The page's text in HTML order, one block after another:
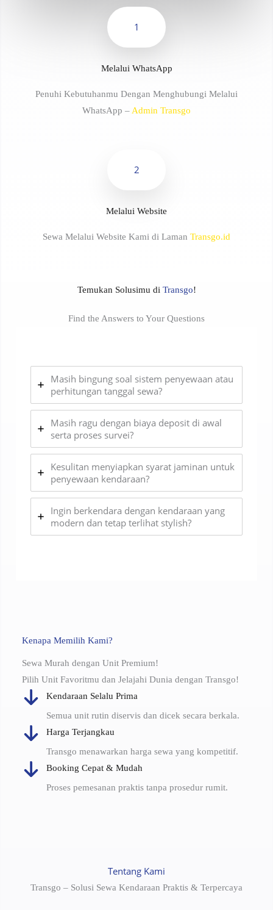
1
Melalui WhatsApp
Penuhi Kebutuhanmu Dengan Menghubungi Melalui
WhatsApp – Admin Transgo
2
Melalui Website
Sewa Melalui Website Kami di Laman Transgo.id
Temukan Solusimu di Transgo!
Find the Answers to Your Questions
Masih bingung soal sistem penyewaan atau
perhitungan tanggal sewa?
Masih ragu dengan biaya deposit di awal
serta proses survei?
Kesulitan menyiapkan syarat jaminan untuk
penyewaan kendaraan?
Ingin berkendara dengan kendaraan yang
modern dan tetap terlihat stylish?
Kenapa Memilih Kami?
Sewa Murah dengan Unit Premium!
Pilih Unit Favoritmu dan Jelajahi Dunia dengan Transgo!
Kendaraan Selalu Prima
Semua unit rutin diservis dan dicek secara berkala.
Harga Terjangkau
Transgo menawarkan harga sewa yang kompetitif.
Booking Cepat & Mudah
Proses pemesanan praktis tanpa prosedur rumit.
Tentang Kami
Transgo – Solusi Sewa Kendaraan Praktis & Terpercaya